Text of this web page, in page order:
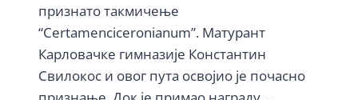
признато такмичење
“Certamenciceronianum”. Матурант
Карловачке гимназије Константин
Свилокос и овог пута освојио је почасно